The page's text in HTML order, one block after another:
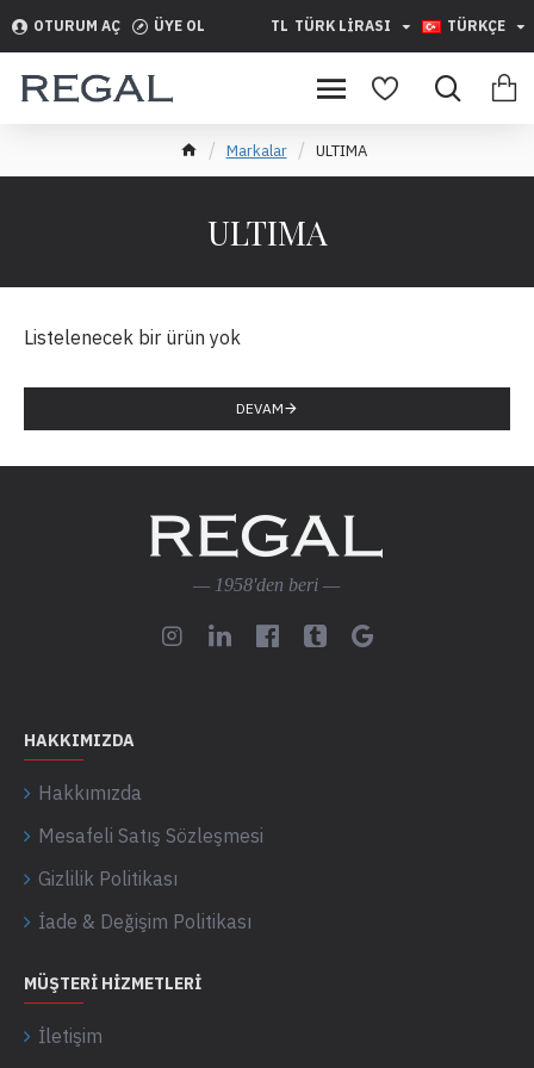
OTURUM AÇ ÜYE OL TL TÜRK LIRASI TÜRKÇE
Markalar ULTIMA
ULTIMA
Listelenecek bir ürün yok
DEVAM
— 1958'den beri —
HAKKIMIZDA
Hakkımızda
Mesafeli Satış Sözleşmesi
Gizlilik Politikası
İade & Değişim Politikası
MÜŞTERI HIZMETLERI
İletişim